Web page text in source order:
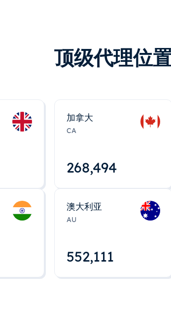
顶级代理位
加拿大
CA
268,495
澳大利亚
AU
552,112